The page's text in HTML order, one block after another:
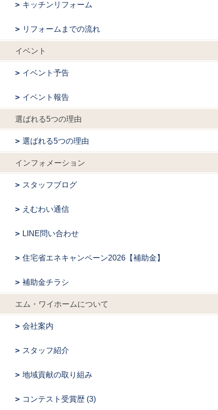
キッチンリフォーム
リフォームまでの流れ
イベント
イベント予告
イベント報告
選ばれる5つの理由
選ばれる5つの理由
インフォメーション
スタッフブログ
えむわい通信
LINE問い合わせ
住宅省エネキャンペーン2026【補助金】
補助金チラシ
エム・ワイホームについて
会社案内
スタッフ紹介
地域貢献の取り組み
コンテスト受賞歴 (3)